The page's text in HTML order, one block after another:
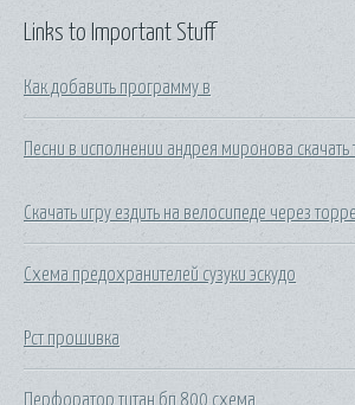
Links to Important Stuff
Как добавить программу в
Песни в исполнении андрея миронова скачать
Скачать игру ездить на велосипеде через
Схема предохранителей сузуки эскудо
Рст прошивка
Перфоратор титан бп 800 схема